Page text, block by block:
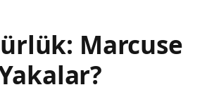
Marcuse